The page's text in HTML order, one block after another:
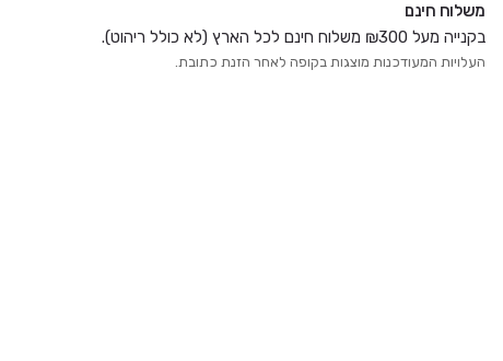
משלוח חינם
בקנייה מעל ₪300 משלוח חינם לכל הארץ (לא כולל ריהוט).
העלויות המעודכנות מוצגות בקופה לאחר הזנת כתובת.